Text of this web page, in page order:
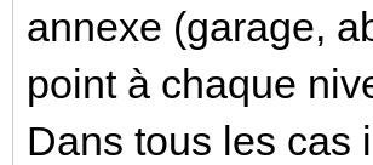
annexe (garage,
point à chaque
Dans tous les cas